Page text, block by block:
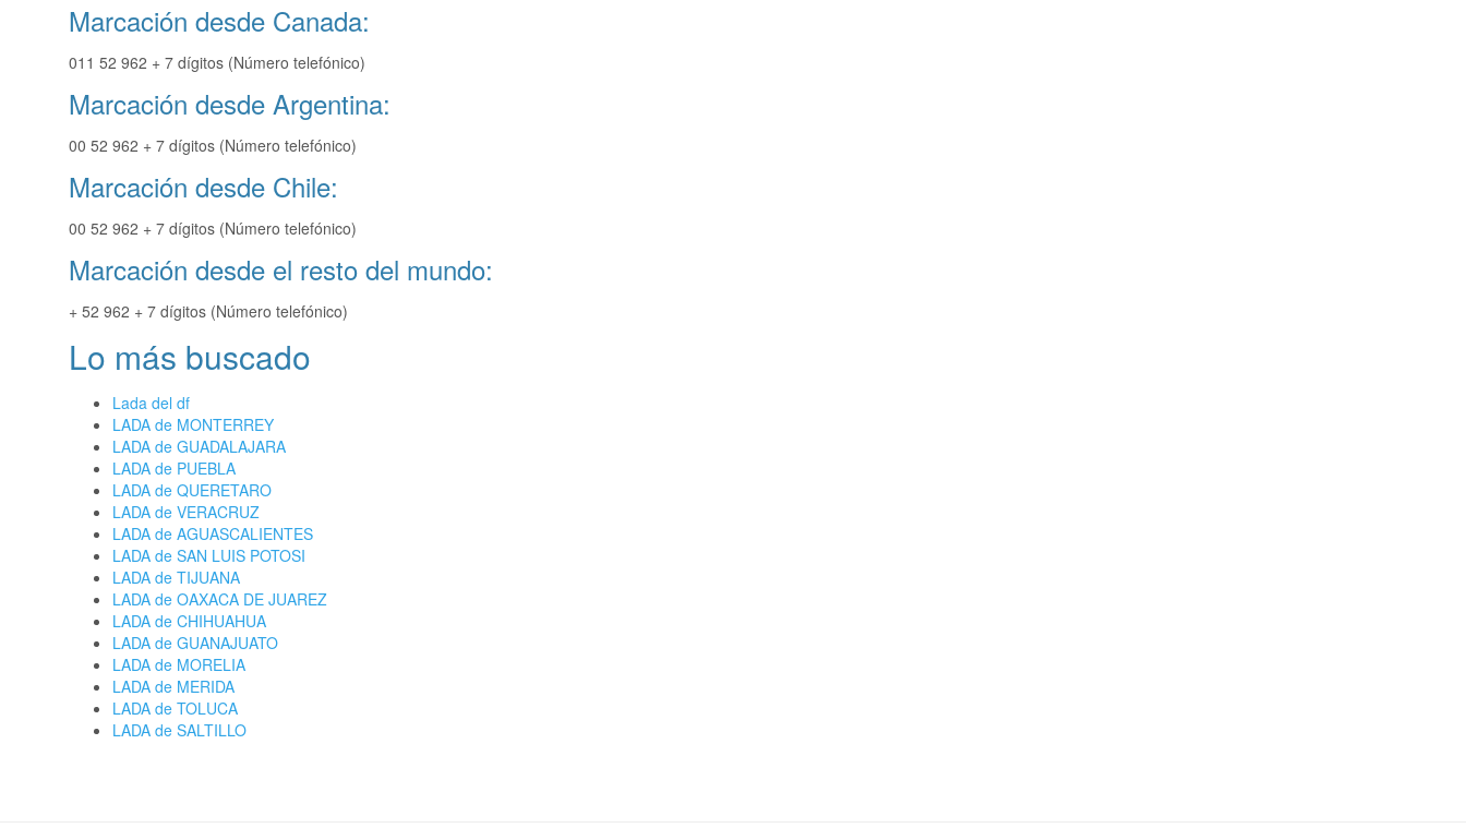
Marcación desde Canada:
011 52 962 + 7 dígitos (Número telefónico)
Marcación desde Argentina:
00 52 962 + 7 dígitos (Número telefónico)
Marcación desde Chile:
00 52 962 + 7 dígitos (Número telefónico)
Marcación desde el resto del mundo:
+ 52 962 + 7 dígitos (Número telefónico)
Lo más buscado
Lada del df
LADA de MONTERREY
LADA de GUADALAJARA
LADA de PUEBLA
LADA de QUERETARO
LADA de VERACRUZ
LADA de AGUASCALIENTES
LADA de SAN LUIS POTOSI
LADA de TIJUANA
LADA de OAXACA DE JUAREZ
LADA de CHIHUAHUA
LADA de GUANAJUATO
LADA de MORELIA
LADA de MERIDA
LADA de TOLUCA
LADA de SALTILLO